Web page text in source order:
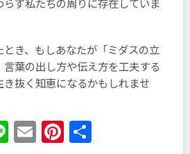
き、もしあなたが「ミダスの立
葉の出し方や伝え方を工夫する
き抜く知恵になるかもしれませ
LineEmailPinterest